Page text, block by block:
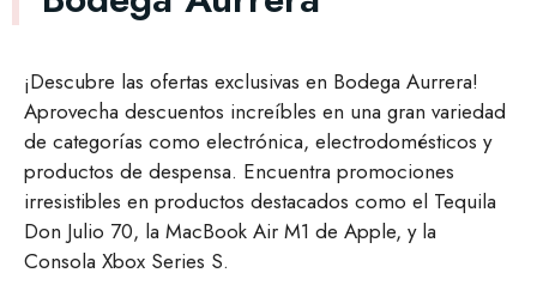
¡Descubre las ofertas exclusivas en Bodega Aurrera!
Aprovecha descuentos increíbles en una gran variedad
de categorías como electrónica, electrodomésticos y
productos de despensa. Encuentra promociones
irresistibles en productos destacados como el Tequila
Don Julio 70, la MacBook Air M1 de Apple, y la
Consola Xbox Series S.